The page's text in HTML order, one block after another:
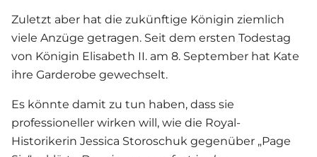
Zuletzt aber hat die zukünftige Königin ziemlich
viele Anzüge getragen. Seit dem ersten Todestag
von Königin Elisabeth II. am 8. September hat Kate
ihre Garderobe gewechselt.
Es könnte damit zu tun haben, dass sie
professioneller wirken will, wie die Royal-
Historikerin Jessica Storoschuk gegenüber „Page